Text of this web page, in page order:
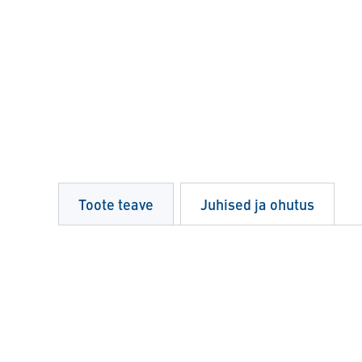
Toote teave Juhised ja ohutus